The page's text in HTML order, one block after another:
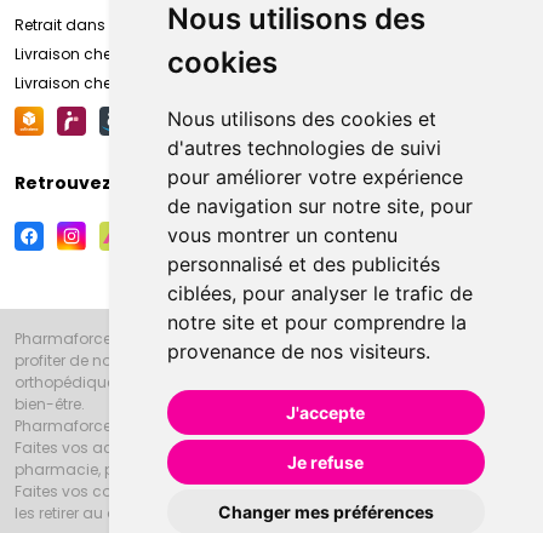
Nous utilisons des
cookies
Nous utilisons des cookies et
d'autres technologies de suivi
pour améliorer votre expérience
de navigation sur notre site, pour
vous montrer un contenu
personnalisé et des publicités
ciblées, pour analyser le trafic de
notre site et pour comprendre la
provenance de nos visiteurs.
J'accepte
Je refuse
Changer mes préférences
Retrait dans la pharmacie d’Amiens
Livraison chez vous
Livraison chez votre commerçant
Retrouvez-nous sur vos réseaux sociaux
Pharmaforce.fr et la Grande Pharmacie d’Amiens vous souhaitent de
profiter de notre accueil, de nos conseils pharmaceutiques,
orthopédiques, homéopathiques, parapharmaceutiques, beauté et
bien-être.
Pharmaforce.fr est le site internet de la Grande Pharmacie d’Amiens.
Faites vos achats en ligne grâce à un choix de 20000 références en
pharmacie, parapharmacie, diététique et animaux (vétérinaire).
Faites vos courses de pharmacie et parapharmacie en ligne et venez
les retirer au drive ou vous les faire livrer à domicile.